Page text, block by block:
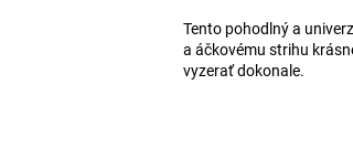
Tento pohodlný a
a áčkovému strihu
vyzerať dokonale.